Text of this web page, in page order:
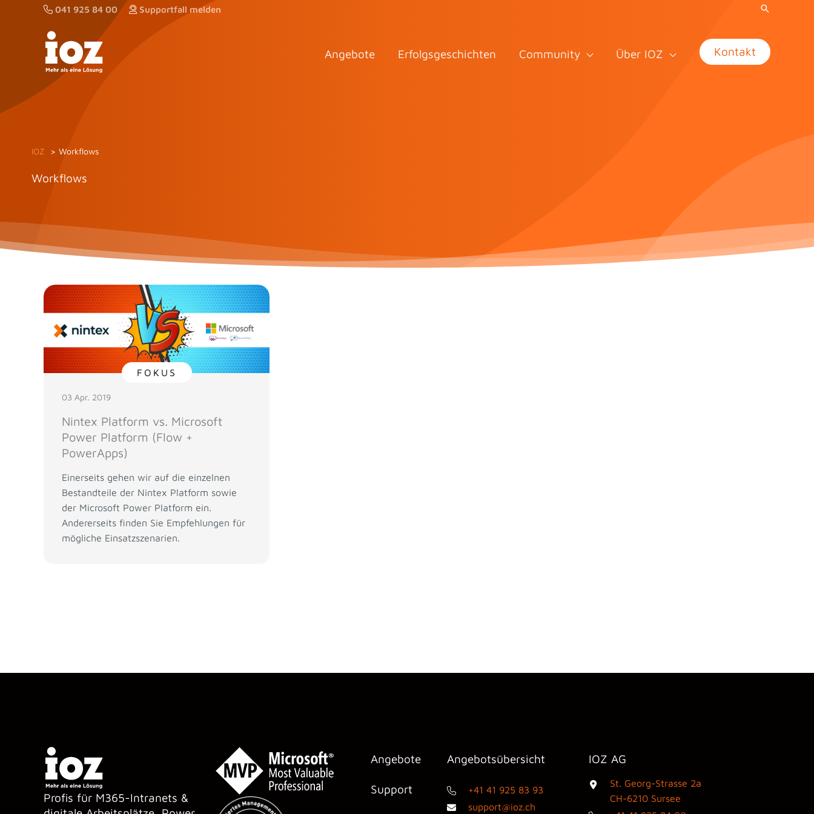
041 925 84 00 Supportfall melden
Angebote Erfolgsgeschichten Community Über IOZ Kontakt
IOZ Workflows
Workflows
FOKUS
03 Apr. 2019
Nintex Platform vs. Microsoft
Power Platform (Flow +
PowerApps)
Einerseits gehen wir auf die einzelnen
Bestandteile der Nintex Platform sowie
der Microsoft Power Platform ein.
Andererseits finden Sie Empfehlungen für
mögliche Einsatzszenarien.
Profis für M365-Intranets &
Angebote Angebotsübersicht
Support
+41 41 925 83 93
support@ioz.ch
IOZ AG
St. Georg-Strasse 2a
CH-6210 Sursee